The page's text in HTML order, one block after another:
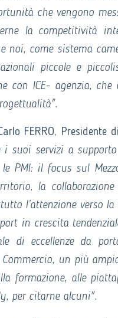
che vengono
la competitività
e noi, come sistema
piccole e
con ICE- agenzia, che
FERRO, Presidente
i suoi servizi a
PMI: il focus sul
la collaborazione
l’attenzione verso
in crescita
di eccellenze da
un più
formazione, alle
per citarne alcuni".